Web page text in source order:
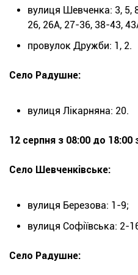
вулиця Шевченка: 3, 5,
26, 26А, 27-36, 38-43,
провулок Дружби: 1, 2.
Село Радушне:
вулиця Лікарняна: 20.
12 серпня з 08:00 до 18:00
Село Шевченківське:
вулиця Березова: 1-9;
вулиця Софіївська: 2-
Село Радушне: